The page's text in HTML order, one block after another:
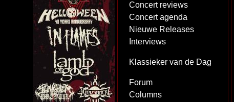
Concert reviews
Concert agenda
Nieuwe Releases
Interviews
Klassieker van de Dag
Forum
Columns